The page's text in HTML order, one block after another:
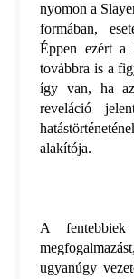
nyomon a
formában,
Éppen ezért a
továbbra is a
így van, ha
reveláció
alakítója.
A
ugyanúgy